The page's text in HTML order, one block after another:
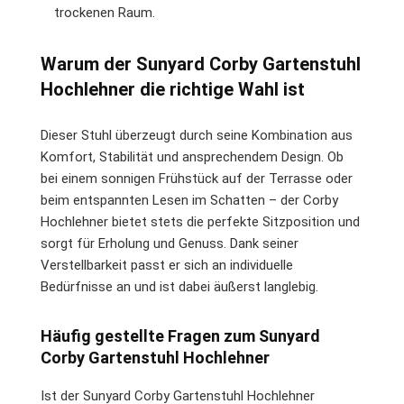
trockenen Raum.
Warum der Sunyard Corby Gartenstuhl
Hochlehner die richtige Wahl ist
Dieser Stuhl überzeugt durch seine Kombination aus
Komfort, Stabilität und ansprechendem Design. Ob
bei einem sonnigen Frühstück auf der Terrasse oder
beim entspannten Lesen im Schatten – der Corby
Hochlehner bietet stets die perfekte Sitzposition und
sorgt für Erholung und Genuss. Dank seiner
Verstellbarkeit passt er sich an individuelle
Bedürfnisse an und ist dabei äußerst langlebig.
Häufig gestellte Fragen zum Sunyard
Corby Gartenstuhl Hochlehner
Ist der Sunyard Corby Gartenstuhl Hochlehner